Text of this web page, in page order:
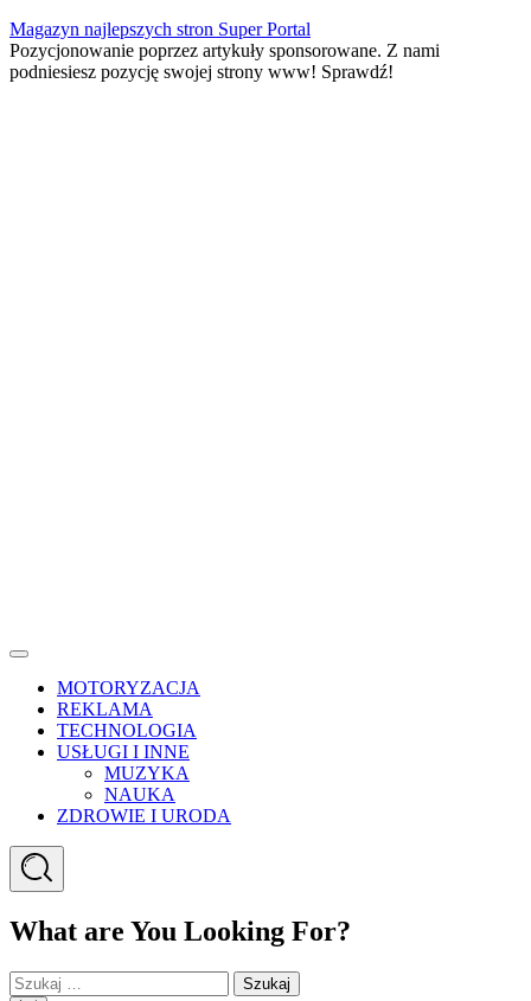
Skip
to
content
Magazyn najlepszych stron Super Portal
Pozycjonowanie poprzez artykuły sponsorowane. Z nami
podniesiesz pozycję swojej strony www! Sprawdź!
Menu
MOTORYZACJA
REKLAMA
TECHNOLOGIA
USŁUGI I INNE
MUZYKA
NAUKA
ZDROWIE I URODA
Search
What are You Looking For?
Szukaj: